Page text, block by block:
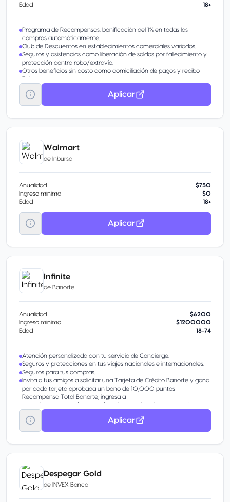
Edad
18+
Programa de Recompensas: bonificación del 1% en todas las
compras automáticamente.
Club de Descuentos en establecimientos comerciales variados.
Seguros y asistencias como liberación de saldos por fallecimiento y
protección contra robo/extravío.
Otros beneficios sin costo como domiciliación de pagos y recibo
Telmex.
Aplicar
Walmart
de Inbursa
Anualidad
$750
Ingreso mínimo
$0
Edad
18+
Aplicar
Infinite
de Banorte
Anualidad
$6200
Ingreso mínimo
$1200000
Edad
18-74
Atención personalizada con tu servicio de Concierge.
Seguros y protecciones en tus viajes nacionales e internacionales.
Seguros para tus compras.
Invita a tus amigos a solicitar una Tarjeta de Crédito Banorte y gana
por cada tarjeta aprobada un bono de 10,000 puntos
Recompensa Total Banorte, ingresa a
www.banorte.com/tutarjetafavorita y activa el programa de
“Referidos” en la sección Promociones.
Aplicar
Despegar Gold
de INVEX Banco